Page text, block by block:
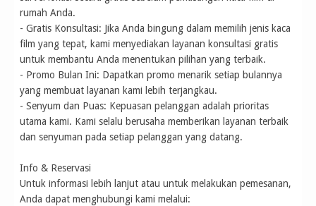
rumah Anda.
- Gratis Konsultasi: Jika Anda bingung dalam memilih jenis kaca
film yang tepat, kami menyediakan layanan konsultasi gratis
untuk membantu Anda menentukan pilihan yang terbaik.
- Promo Bulan Ini: Dapatkan promo menarik setiap bulannya
yang membuat layanan kami lebih terjangkau.
- Senyum dan Puas: Kepuasan pelanggan adalah prioritas
utama kami. Kami selalu berusaha memberikan layanan terbaik
dan senyuman pada setiap pelanggan yang datang.
Info & Reservasi
Untuk informasi lebih lanjut atau untuk melakukan pemesanan,
Anda dapat menghubungi kami melalui: